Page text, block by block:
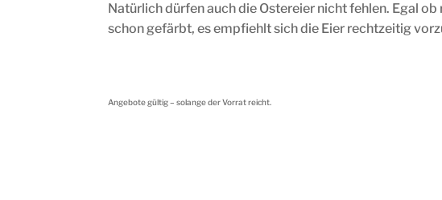
Natürlich dürfen auch die Ostereier nicht fehlen. Egal ob
schon gefärbt, es empfiehlt sich die Eier rechtzeitig
Angebote gültig – solange der Vorrat reicht.